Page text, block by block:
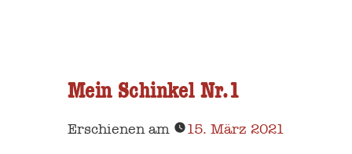
Mein Schinkel Nr.1
Erschienen am 15. März 2021